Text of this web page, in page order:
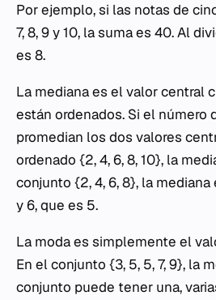
Por ejemplo, si las notas de
7, 8, 9 y 10, la suma es 40. Al
es 8.
La mediana es el valor central
están ordenados. Si el número
promedian los dos valores
ordenado {2, 4, 6, 8, 10}, la
conjunto {2, 4, 6, 8}, la
y 6, que es 5.
La moda es simplemente el
En el conjunto {3, 5, 5, 7, 9}, la
conjunto puede tener una,